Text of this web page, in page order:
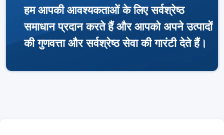
हम आपकी आवश्यकताओं के लिए सर्वश्रेष्ठ
समाधान प्रदान करते हैं और आपको अपने उत्पादों
की गुणवत्ता और सर्वश्रेष्ठ सेवा की गारंटी देते हैं।